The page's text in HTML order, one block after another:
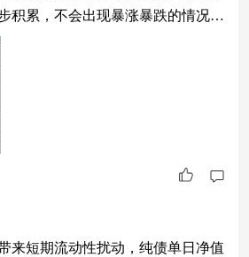
积累，不会出现暴涨暴跌的情况。
近一月涨幅 0.19%，小额持续投
能攒下不少额外收益。$招商招华
攻助力指数重回4000点#
来短期流动性扰动，纯债单日净值